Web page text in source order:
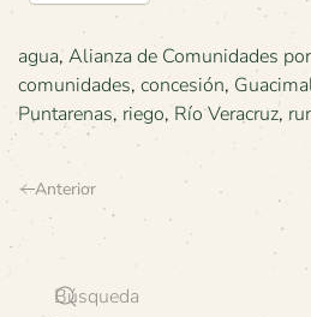
agua,Alianza de Comunidades
comunidades, concesión,
Puntarenas, riego, Río Veracruz,
Anterior